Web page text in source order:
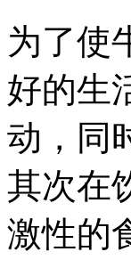
为了使
好的生
动，同
其次在
激性的